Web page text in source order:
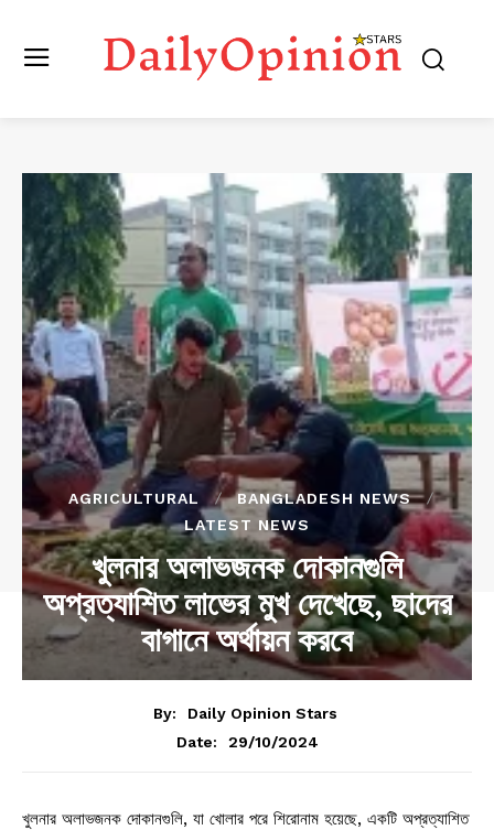
AGRICULTURAL
BANGLADESH NEWS
LATEST NEWS
খুলনার অলাভজনক দোকানগুলি
অপ্রত্যাশিত লাভের মুখ দেখেছে, ছাদের
বাগানে অর্থায়ন করবে
By:
Daily Opinion Stars
Date:
29/10/2024
খুলনার অলাভজনক দোকানগুলি, যা খোলার পরে শিরোনাম হয়েছে, একটি অপ্রত্যাশিত